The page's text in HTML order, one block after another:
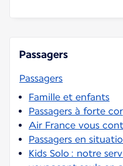
Passagers
Passagers
Famille et enfants
Passagers à forte
Air France vous
Passagers en
Kids Solo : notre